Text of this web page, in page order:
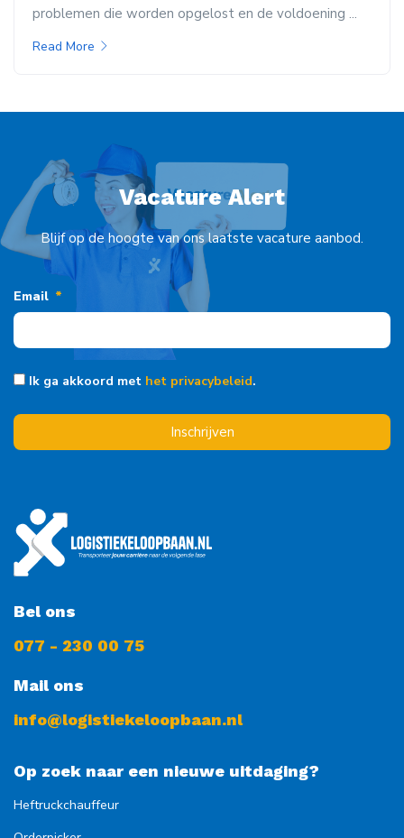
problemen die worden opgelost en de voldoening ...
Read More
Vacature Alert
Blijf op de hoogte van ons laatste vacature aanbod.
Email
Ik ga akkoord met het privacybeleid.
Inschrijven
Bel ons
077 - 230 00 75
Mail ons
info@logistiekeloopbaan.nl
Op zoek naar een nieuwe uitdaging?
Heftruckchauffeur